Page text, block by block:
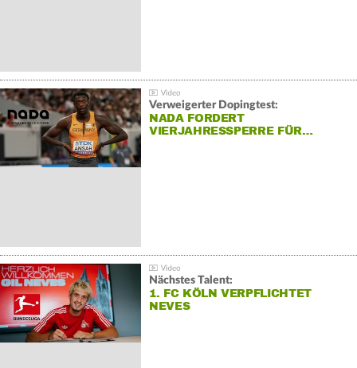
Verweigerter Dopingtest:
NADA FORDERT
VIERJAHRESSPERRE FÜR…
Nächstes Talent:
1. FC KÖLN VERPFLICHTET
NEVES